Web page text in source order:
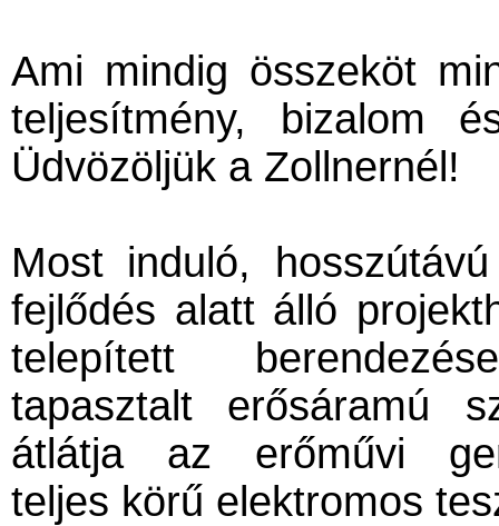
Ami mindig összeköt
teljesítmény, bizalom
Üdvözöljük a Zollnernél!
Most induló,
fejlődés alatt álló
telepített
tapasztalt erősáramú
átlátja az erőművi
teljes körű elektromos